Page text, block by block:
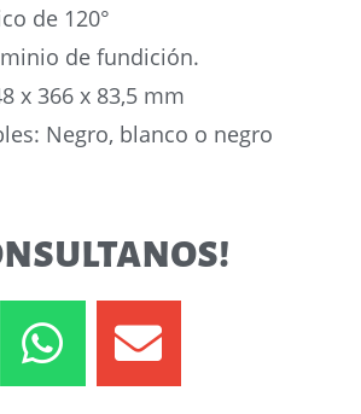
de 120°
de fundición.
x 366 x 83,5 mm
Negro, blanco o negro